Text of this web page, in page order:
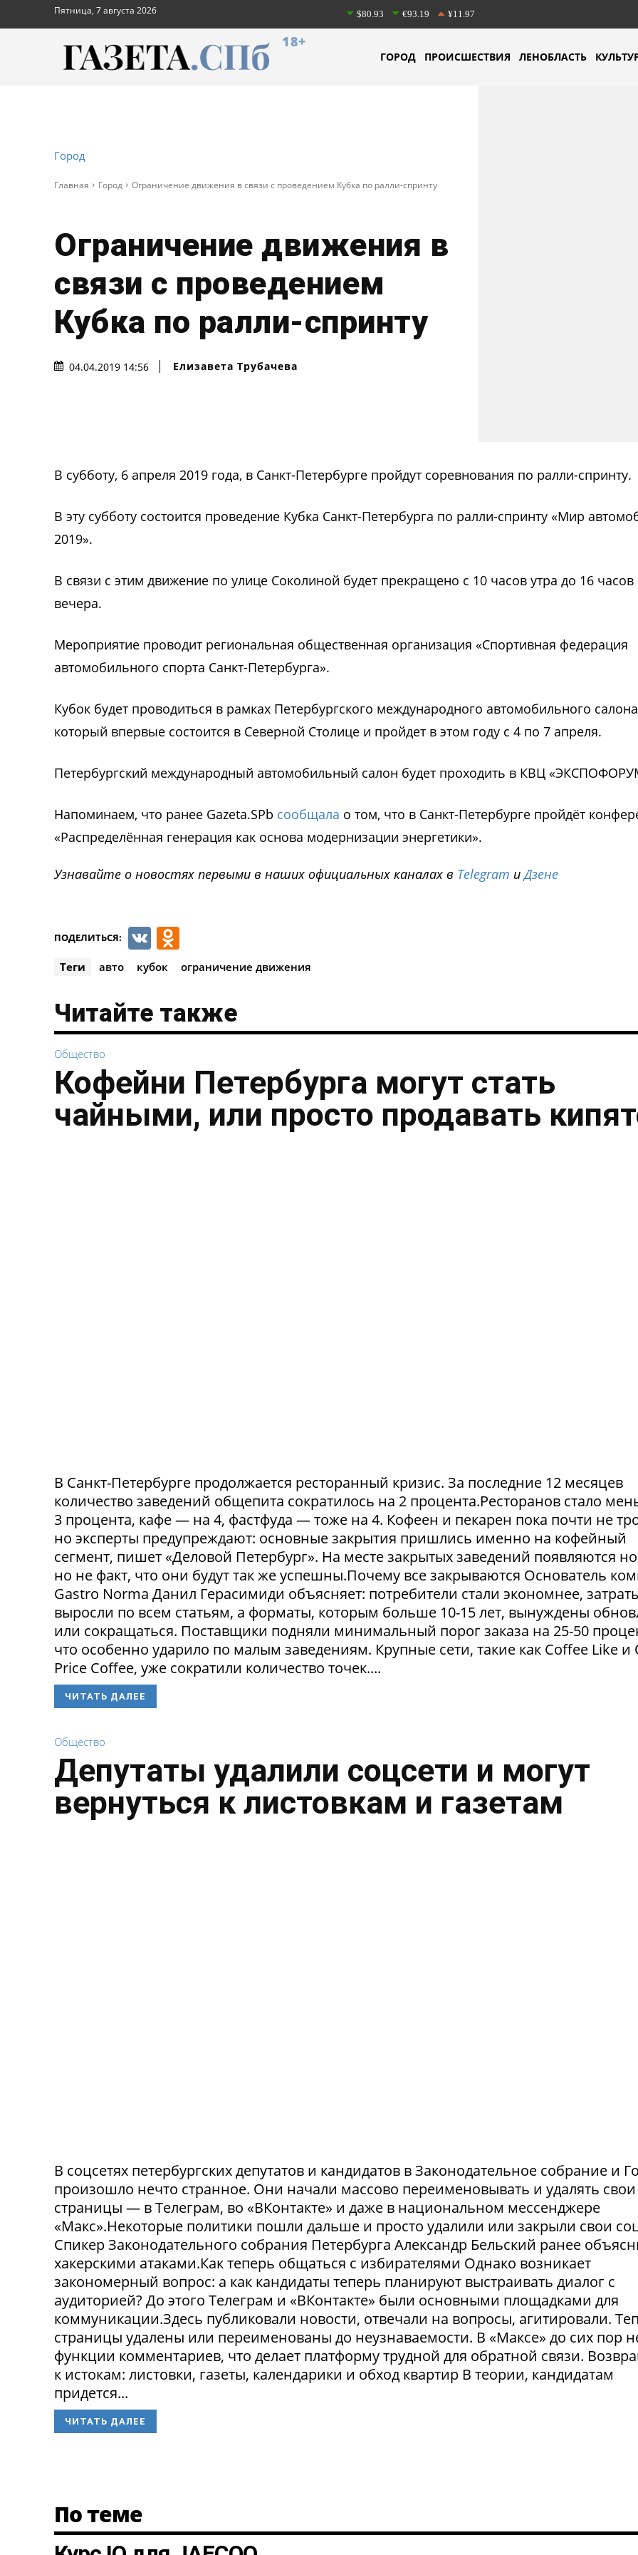
Пятница, 7 августа 2026 $80.93 €93.19 ¥11.97
18+
ГОРОД ПРОИСШЕСТВИЯ ЛЕНОБЛАСТЬ
Город
Главная Город Ограничение движения в связи с проведением Кубка по ралли-спринту
Ограничение движения в
связи с проведением
Кубка по ралли-спринту
04.04.2019 14:56 Елизавета Трубачева
В субботу, 6 апреля 2019 года, в Санкт-Петербурге пройдут соревнования по ралли-спринту.
В эту субботу состоится проведение Кубка Санкт-Петербурга по ралли-спринту «Мир
2019».
В связи с этим движение по улице Соколиной будет прекращено с 10 часов утра до 16 часов
вечера.
Мероприятие проводит региональная общественная организация «Спортивная федерация
автомобильного спорта Санкт-Петербурга».
Кубок будет проводиться в рамках Петербургского международного автомобильного
который впервые состоится в Северной Столице и пройдет в этом году с 4 по 7 апреля.
Петербургский международный автомобильный салон будет проходить в КВЦ
Напоминаем, что ранее Gazeta.SPb сообщала о том, что в Санкт-Петербурге пройдёт
«Распределённая генерация как основа модернизации энергетики».
Узнавайте о новостях первыми в наших официальных каналах в Telegram иДзене
ПОДЕЛИТЬСЯ: VK
Теги авто кубок ограничение движения
Читайте также
Общество
Кофейни Петербурга могут стать
чайными, или просто продавать
В Санкт-Петербурге продолжается ресторанный кризис. За последние 12 месяцев
количество заведений общепита сократилось на 2 процента.Ресторанов стало
3 процента, кафе — на 4, фастфуда — тоже на 4. Кофеен и пекарен пока почти не
но эксперты предупреждают: основные закрытия пришлись именно на кофейный
сегмент, пишет «Деловой Петербург». На месте закрытых заведений появляются
но не факт, что они будут так же успешны.Почему все закрываются Основатель
Gastro Norma Данил Герасимиди объясняет: потребители стали экономнее,
выросли по всем статьям, а форматы, которым больше 10-15 лет, вынуждены
или сокращаться. Поставщики подняли минимальный порог заказа на 25-50
что особенно ударило по малым заведениям. Крупные сети, такие как Coffee Like и
Price Coffee, уже сократили количество точек....
ЧИТАТЬ ДАЛЕЕ
Общество
Депутаты удалили соцсети и могут
вернуться к листовкам и газетам
В соцсетях петербургских депутатов и кандидатов в Законодательное собрание и
произошло нечто странное. Они начали массово переименовывать и удалять свои
страницы — в Телеграм, во «ВКонтакте» и даже в национальном мессенджере
«Макс».Некоторые политики пошли дальше и просто удалили или закрыли свои
Спикер Законодательного собрания Петербурга Александр Бельский ранее
хакерскими атаками.Как теперь общаться с избирателями Однако возникает
закономерный вопрос: а как кандидаты теперь планируют выстраивать диалог с
аудиторией? До этого Телеграм и «ВКонтакте» были основными площадками для
коммуникации.Здесь публиковали новости, отвечали на вопросы, агитировали.
страницы удалены или переименованы до неузнаваемости. В «Максе» до сих пор
функции комментариев, что делает платформу трудной для обратной связи.
к истокам: листовки, газеты, календарики и обход квартир В теории, кандидатам
придется...
ЧИТАТЬ ДАЛЕЕ
По теме